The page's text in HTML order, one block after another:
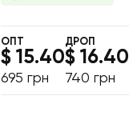
ОПТ
$ 15.40
695 грн
ДРОП
$ 16.40
740 грн